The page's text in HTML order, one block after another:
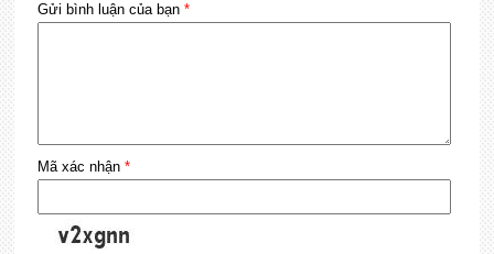
Gửi bình luận của bạn *
Mã xác nhận *